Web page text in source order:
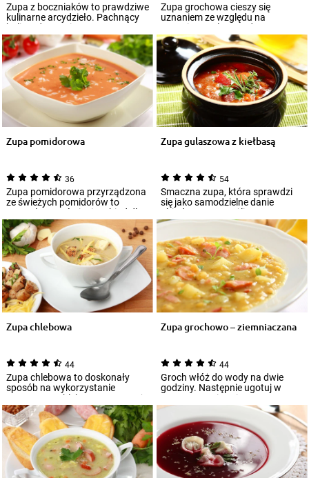
Zupa z boczniaków to prawdziwe
kulinarne arcydzieło. Pachnący
bulion, doprawiony szczyptą
curry i...
Zupa grochowa cieszy się
uznaniem ze względu na
wyraziste walory wędzonego
boczku i bogactwo warz...
Zupa pomidorowa
36
Zupa pomidorowa przyrządzona
ze świeżych pomidorów to
pomysł na wyśmienity obiad dla
czterech osó...
Zupa gulaszowa z kiełbasą
54
Smaczna zupa, która sprawdzi
się jako samodzielne danie
obiadowe? To możliwe, co
udowadnia poniżs...
Zupa chlebowa
44
Zupa chlebowa to doskonały
sposób na wykorzystanie
czerstwego chleba. Wystarczy, że
kilka kromek...
Zupa grochowo – ziemniaczana
44
Groch włóż do wody na dwie
godziny. Następnie ugotuj w
wywarze z mięsa i warzyw...